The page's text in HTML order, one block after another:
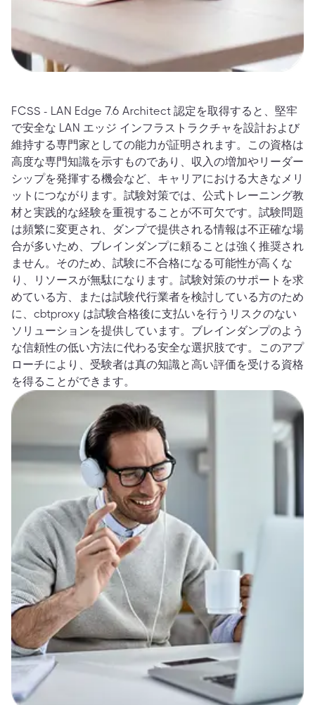
FCSS - LAN Edge 7.6 Architect 認定を取得すると、堅牢
で安全な LAN エッジ インフラストラクチャを設計および
維持する専門家としての能力が証明されます。この資格は
高度な専門知識を示すものであり、収入の増加やリーダー
シップを発揮する機会など、キャリアにおける大きなメリ
ットにつながります。試験対策では、公式トレーニング教
材と実践的な経験を重視することが不可欠です。試験問題
は頻繁に変更され、ダンプで提供される情報は不正確な場
合が多いため、ブレインダンプに頼ることは強く推奨され
ません。そのため、試験に不合格になる可能性が高くな
り、リソースが無駄になります。試験対策のサポートを求
めている方、または試験代行業者を検討している方のため
に、cbtproxy は試験合格後に支払いを行うリスクのない
ソリューションを提供しています。ブレインダンプのよう
な信頼性の低い方法に代わる安全な選択肢です。このアプ
ローチにより、受験者は真の知識と高い評価を受ける資格
を得ることができます。